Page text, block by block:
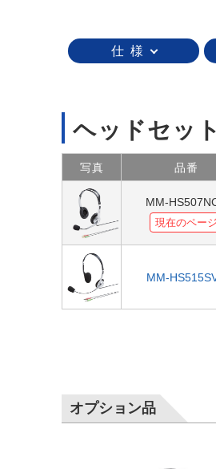
仕 様
ヘッドセッ
写真 品番
MM-
現在のページ
MM-
オプション品